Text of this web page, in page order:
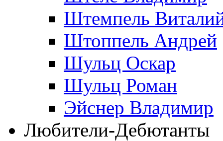
Штемпель
Штоппель Андрей
Шульц Оскар
Шульц Роман
Эйснер Владимир
Любители-Дебютанты